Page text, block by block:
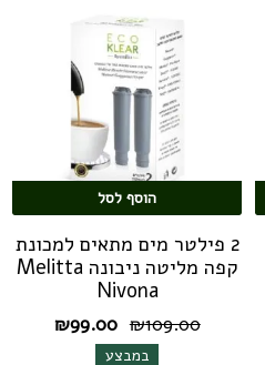
הוסף לסל
2 פילטר מים מתאים למכונת
קפה מליטה ניבונה Melitta
Nivona
₪109.00
המחיר
המקורי
₪99.00
במבצע